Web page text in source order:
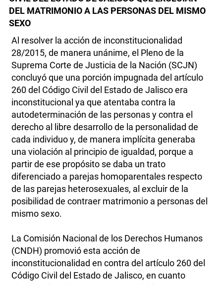
DEL MATRIMONIO A LAS PERSONAS DEL MISMO
SEXO
Al resolver la acción de inconstitucionalidad
28/2015, de manera unánime, el Pleno de la
Suprema Corte de Justicia de la Nación (SCJN)
concluyó que una porción impugnada del artículo
260 del Código Civil del Estado de Jalisco era
inconstitucional ya que atentaba contra la
autodeterminación de las personas y contra el
derecho al libre desarrollo de la personalidad de
cada individuo y, de manera implícita generaba
una violación al principio de igualdad, porque a
partir de ese propósito se daba un trato
diferenciado a parejas homoparentales respecto
de las parejas heterosexuales, al excluir de la
posibilidad de contraer matrimonio a personas del
mismo sexo.
La Comisión Nacional de los Derechos Humanos
(CNDH) promovió esta acción de
inconstitucionalidad en contra del artículo 260 del
Código Civil del Estado de Jalisco, en cuanto